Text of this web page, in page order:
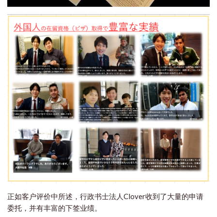
正如客户评价中所述，行政书士法人Clover收到了大量的申请
委托，并有丰富的下签业绩。